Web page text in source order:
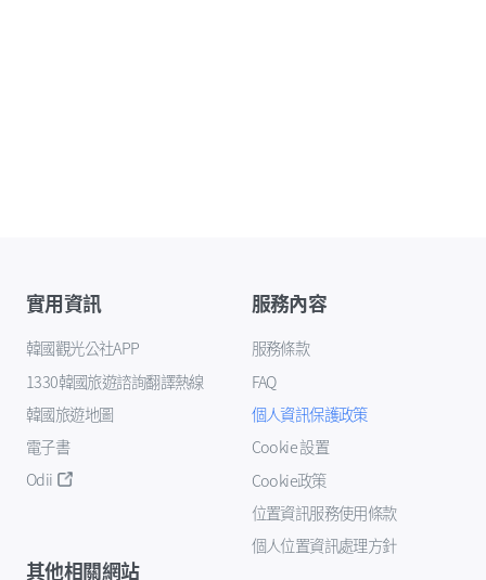
實用資訊
韓國觀光公社APP
1330韓國旅遊諮詢翻譯熱線
韓國旅遊地圖
電子書
Odii
服務內容
服務條款
FAQ
個人資訊保護政策
Cookie 設置
Cookie政策
位置資訊服務使用條款
個人位置資訊處理方針
其他相關網站